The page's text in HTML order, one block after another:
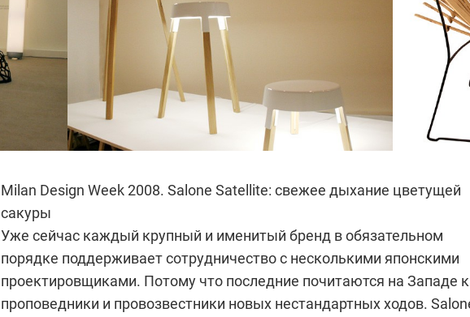
Milan Design Week 2008. Salone Satellite: свежее дыхание цветущей
сакуры
Уже сейчас каждый крупный и именитый бренд в обязательном
порядке поддерживает сотрудничество с несколькими японскими
проектировщиками. Потому что последние почитаются на Западе
проповедники и провозвестники новых нестандартных ходов.